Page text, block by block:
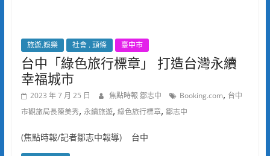
旅遊.娛樂 社會 . 頭條 臺中市
台中「綠色旅行標章」 打造台灣永續
幸福城市
2023 年 7 月 25 日 焦點時報 鄒志中 Booking.com, 台中
市觀旅局長陳美秀, 永續旅遊, 綠色旅行標章, 鄒志中
(焦點時報/記者鄒志中報導) 台中